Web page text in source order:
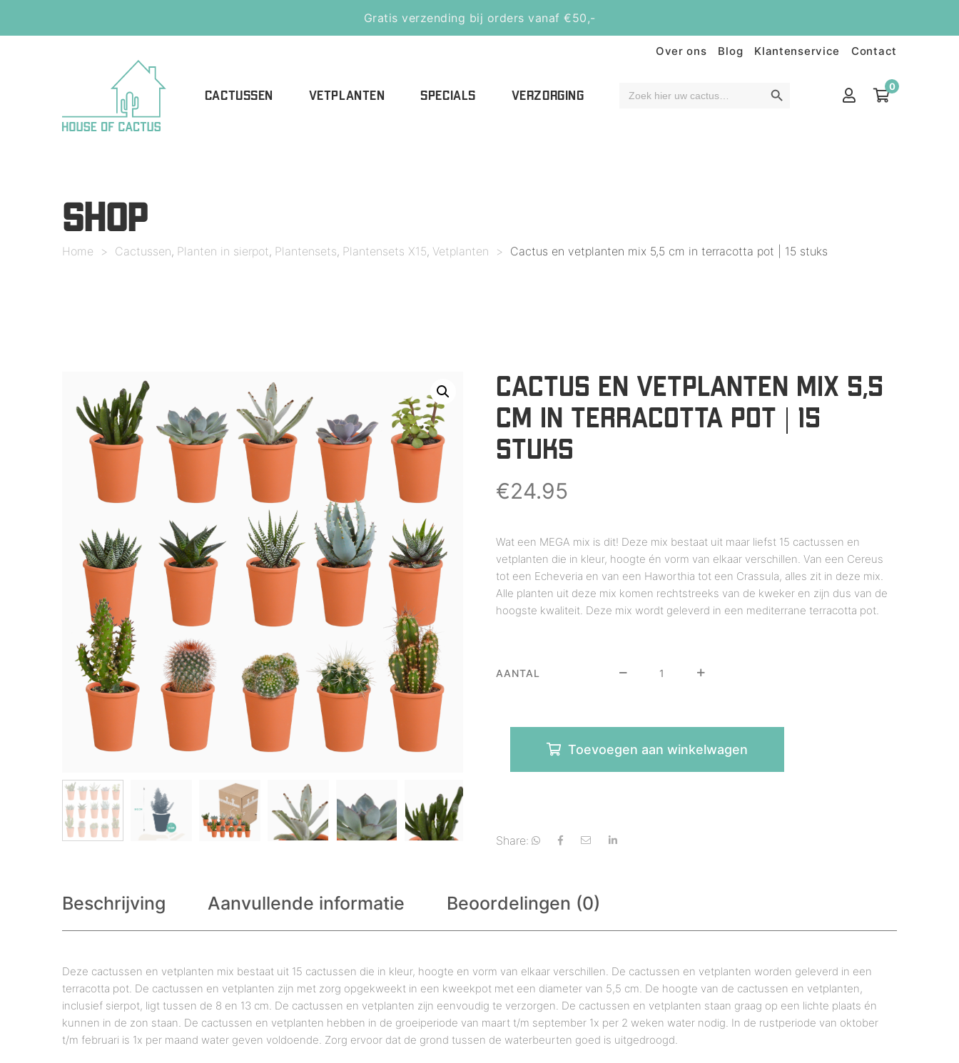
Gratis verzending bij orders vanaf €50,-
Over ons Blog Klantenservice Contact
CACTUSSEN VETPLANTEN SPECIALS VERZORGING
0
SHOP
Home > Cactussen, Planten in sierpot, Plantensets, Plantensets X15, Vetplanten > Cactus en vetplanten mix 5,5 cm in terracotta pot | 15 stuks
CACTUS EN VETPLANTEN MIX 5,5
CM IN TERRACOTTA POT | 15
STUKS
€24.95
Wat een MEGA mix is dit! Deze mix bestaat uit maar liefst 15 cactussen en
vetplanten die in kleur, hoogte én vorm van elkaar verschillen. Van een Cereus
tot een Echeveria en van een Haworthia tot een Crassula, alles zit in deze mix.
Alle planten uit deze mix komen rechtstreeks van de kweker en zijn dus van de
hoogste kwaliteit. Deze mix wordt geleverd in een mediterrane terracotta pot.
AANTAL
Toevoegen aan winkelwagen
Share:
Beschrijving Aanvullende informatie Beoordelingen (0)
Deze cactussen en vetplanten mix bestaat uit 15 cactussen die in kleur, hoogte en vorm van elkaar verschillen. De cactussen en vetplanten worden geleverd in een
terracotta pot. De cactussen en vetplanten zijn met zorg opgekweekt in een kweekpot met een diameter van 5,5 cm. De hoogte van de cactussen en vetplanten,
inclusief sierpot, ligt tussen de 8 en 13 cm. De cactussen en vetplanten zijn eenvoudig te verzorgen. De cactussen en vetplanten staan graag op een lichte plaats én
kunnen in de zon staan. De cactussen en vetplanten hebben in de groeiperiode van maart t/m september 1x per 2 weken water nodig. In de rustperiode van oktober
t/m februari is 1x per maand water geven voldoende. Zorg ervoor dat de grond tussen de waterbeurten goed is uitgedroogd.